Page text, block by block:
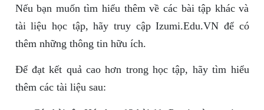
Nếu bạn muốn tìm hiểu thêm về các bài tập khác và
tài liệu học tập, hãy truy cập Izumi.Edu.VN để có
thêm những thông tin hữu ích.
Để đạt kết quả cao hơn trong học tập, hãy tìm hiểu
thêm các tài liệu sau: